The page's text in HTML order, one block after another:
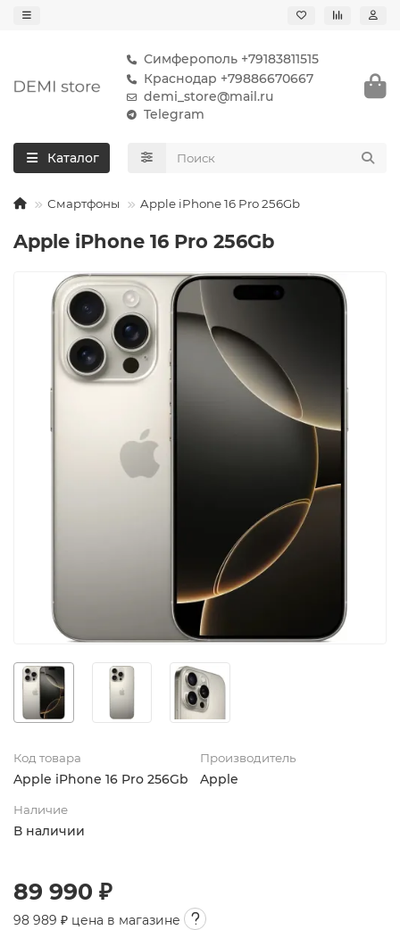
Симферополь +79183811515
Краснодар +79886670667
demi_store@mail.ru
Telegram
Каталог
Смартфоны Apple iPhone 16 Pro 256Gb
Apple iPhone 16 Pro 256Gb
Код товара
Apple iPhone 16 Pro 256Gb
Производитель
Apple
Наличие
В наличии
89 990 ₽
98 989 ₽ цена в магазине